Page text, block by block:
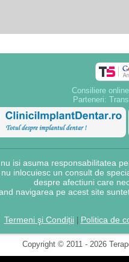
Consiliere
Parteneri:
isi asuma responsabilitatea
inlocuiesc un consult de
despre afectiuni care
navigarea pe acest site
Termeni şi Condiții| Politica de
Copyright © 2011 - 2026